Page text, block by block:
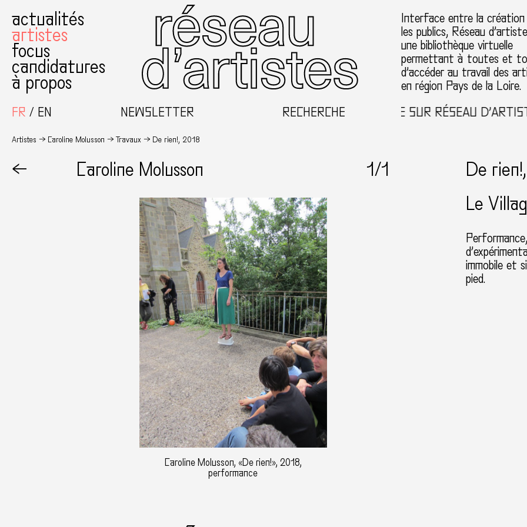
actualités
artistes
focus
candidatures
à propos
Interface entre la
les publics, Réseau
une bibliothèque virtuelle
permettant à toutes et
d’accéder au travail des
en région Pays de la Loire.
FR
EN NEWSLETTER RECHERCHEBIENVENUE SUR RÉSEAU
Artistes Caroline Molusson Travaux De rien!, 2018
← Caroline Molusson 1/1
Caroline Molusson, «De rien!», 2018,
performance
De
Le
immobile et
pied.